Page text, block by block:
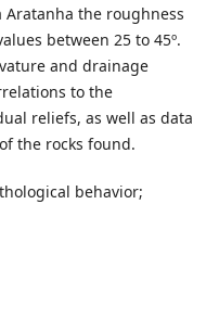
Aratanha the roughness
between 25 to 45º.
and drainage
to the
reliefs, as well as data
the rocks found.
behavior;